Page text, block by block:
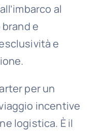
al
e
e
per un
incentive
logistica. È il